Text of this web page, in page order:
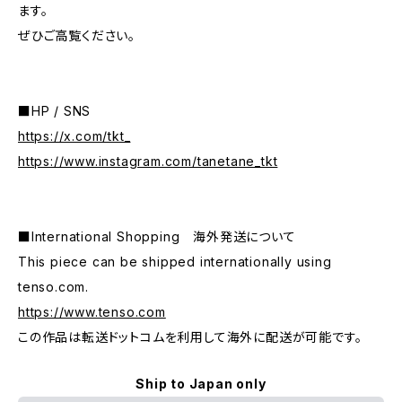
ます。
ぜひご高覧ください。
■HP / SNS
https://x.com/tkt_
https://www.instagram.com/tanetane_tkt
■International Shopping 海外発送について
This piece can be shipped internationally using
tenso.com.
https://www.tenso.com
この作品は転送ドットコムを利用して海外に配送が可能です。
Ship to Japan only